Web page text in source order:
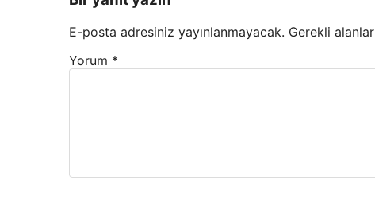
E-posta adresiniz yayınlanmayacak. Gerekli alanlar
Yorum *